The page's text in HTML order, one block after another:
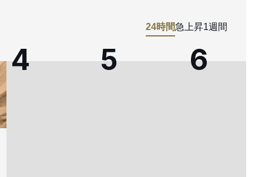
24時間急上昇1週間